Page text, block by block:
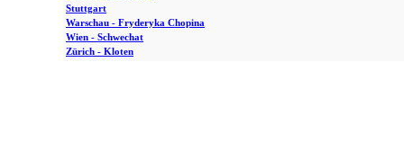
Stuttgart
Warschau - Fryderyka Chopina
Wien - Schwechat
Zürich - Kloten